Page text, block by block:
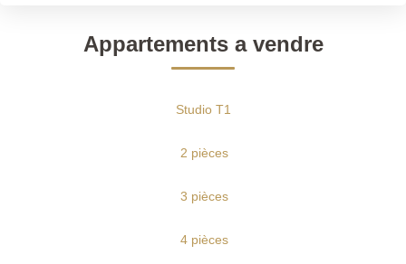
Sélectionnez...
Type de bienAppartements a vendre
Studio T1
2 pièces
3 pièces
4 pièces